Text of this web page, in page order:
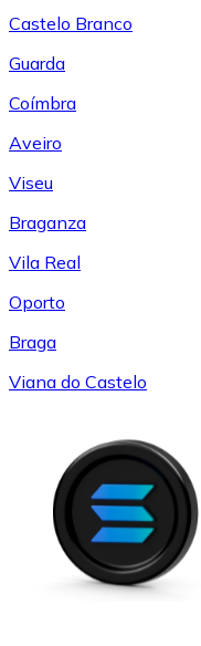
Castelo Branco
Guarda
Coímbra
Aveiro
Viseu
Braganza
Vila Real
Oporto
Braga
Viana do Castelo